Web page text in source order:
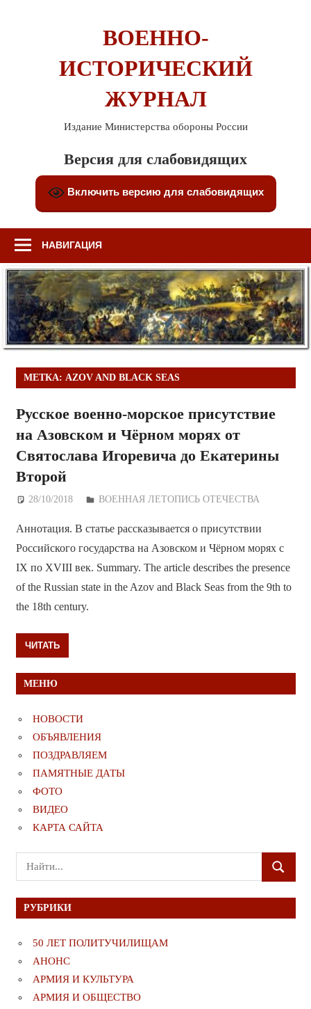
ВОЕННО-
ИСТОРИЧЕСКИЙ
ЖУРНАЛ
Издание Министерства обороны России
Версия для слабовидящих
Включить версию для слабовидящих
НАВИГАЦИЯ
МЕТКА: AZOV AND BLACK SEAS
Русское военно-морское присутствие
на Азовском и Чёрном морях от
Святослава Игоревича до Екатерины
Второй
28/10/2018 Дежурный по Редакции
ВОЕННАЯ ЛЕТОПИСЬ ОТЕЧЕСТВА
Аннотация. В статье рассказывается о присутствии
Российского государства на Азовском и Чёрном морях с
IX по XVIII век. Summary. The article describes the presence
of the Russian state in the Azov and Black Seas from the 9th to
the 18th century.
ЧИТАТЬ
МЕНЮ
НОВОСТИ
ОБЪЯВЛЕНИЯ
ПОЗДРАВЛЯЕМ
ПАМЯТНЫЕ ДАТЫ
ФОТО
ВИДЕО
КАРТА САЙТА
Поиск
для:
ПОИСК
РУБРИКИ
50 ЛЕТ ПОЛИТУЧИЛИЩАМ
АНОНС
АРМИЯ И КУЛЬТУРА
АРМИЯ И ОБЩЕСТВО